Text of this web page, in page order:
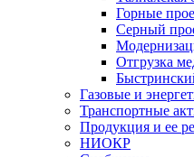
Горные
Серный
Отгрузка
Газовые и
Транспортные
Продукция и ее
НИОКР